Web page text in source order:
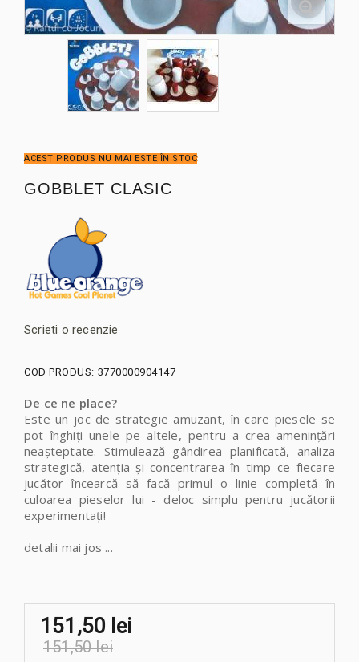
ACEST PRODUS NU MAI ESTE ÎN STOC
GOBBLET CLASIC
Scrieti o recenzie
COD PRODUS: 3770000904147
De ce ne place?
Este un joc de strategie amuzant, în care piesele se
pot înghiți unele pe altele, pentru a crea amenințări
neașteptate. Stimulează gândirea planificată, analiza
strategică, atenția și concentrarea în timp ce fiecare
jucător încearcă să facă primul o linie completă în
culoarea pieselor lui - deloc simplu pentru jucătorii
experimentați!
detalii mai jos ...
151,50 lei
151,50 lei